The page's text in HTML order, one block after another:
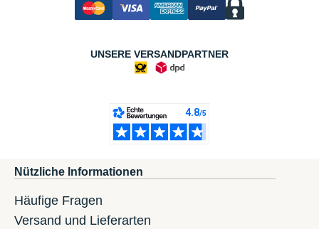
UNSERE VERSANDPARTNER
Nützliche Informationen
Häufige Fragen
Versand und Lieferarten